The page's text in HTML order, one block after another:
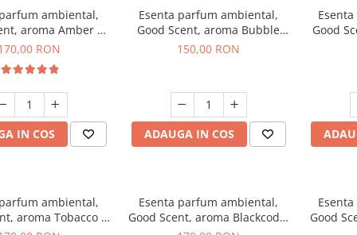
ambiental,
aroma Amber &
Woods, 200 g
RON
IN COS
Esenta parfum ambiental,
Good Scent, aroma Bubble
Gum, 200 g
150,00 RON
ADAUGA IN COS
Good
ambiental,
aroma Tobacco &
Esenta parfum ambiental,
Good Scent, aroma Blackcode,
Good